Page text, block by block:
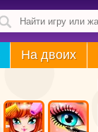
На двоих